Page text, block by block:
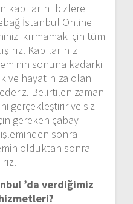
kapılarını bizlere
İstanbul Online
kırmamak için tüm
Kapılarınızı
sonuna kadarki
hayatınıza olan
Belirtilen zaman
gerçekleştirir ve sizi
gereken çabayı
sonra
olduktan sonra
’da verdiğimiz